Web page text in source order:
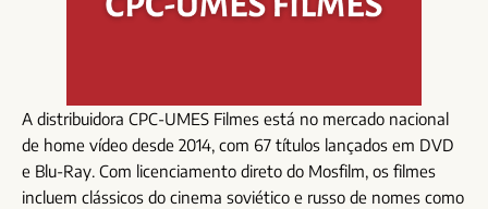
A distribuidora CPC-UMES Filmes está no mercado nacional
de home vídeo desde 2014, com 67 títulos lançados em DVD
e Blu-Ray. Com licenciamento direto do Mosfilm, os filmes
incluem clássicos do cinema soviético e russo de nomes como